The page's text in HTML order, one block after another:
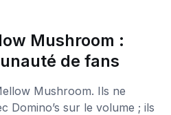
Mushroom :
de fans
Mushroom. Ils ne
Domino’s sur le volume ; ils